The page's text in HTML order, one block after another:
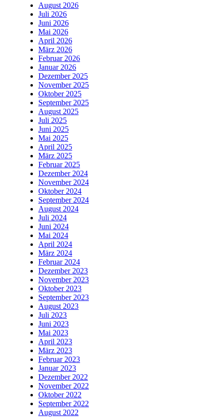
August 2026
Juli 2026
Juni 2026
Mai 2026
April 2026
März 2026
Februar 2026
Januar 2026
Dezember 2025
November 2025
Oktober 2025
September 2025
August 2025
Juli 2025
Juni 2025
Mai 2025
April 2025
März 2025
Februar 2025
Dezember 2024
November 2024
Oktober 2024
September 2024
August 2024
Juli 2024
Juni 2024
Mai 2024
April 2024
März 2024
Februar 2024
Dezember 2023
November 2023
Oktober 2023
September 2023
August 2023
Juli 2023
Juni 2023
Mai 2023
April 2023
März 2023
Februar 2023
Januar 2023
Dezember 2022
November 2022
Oktober 2022
September 2022
August 2022